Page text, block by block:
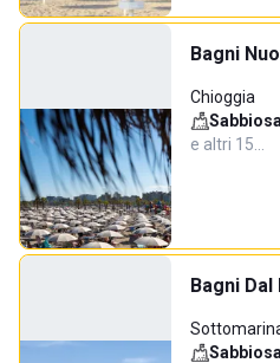
Bagni
Chioggia
Sabbiosa
e altri 15…
Bagni Dal
Sabbiosa